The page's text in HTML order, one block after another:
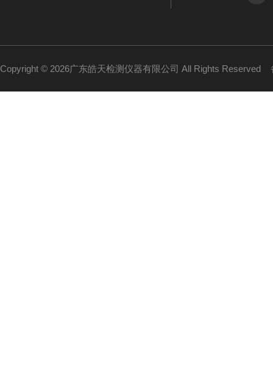
Copyright © 2026广东皓天检测仪器有限公司 All Rights Reserved